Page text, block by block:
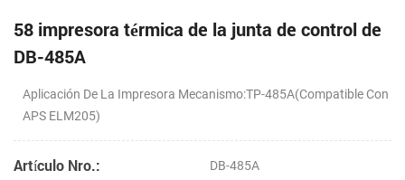
58 impresora térmica de la junta de control de
DB-485A
Aplicación De La Impresora Mecanismo:TP-485A(Compatible Con
APS ELM205)
Artículo Nro.: DB-485A